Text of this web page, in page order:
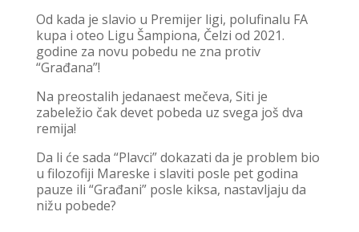
Od kada je slavio u Premijer ligi, polufinalu FA
kupa i oteo Ligu Šampiona, Čelzi od 2021.
godine za novu pobedu ne zna protiv
“Građana”!
Na preostalih jedanaest mečeva, Siti je
zabeležio čak devet pobeda uz svega još dva
remija!
Da li će sada “Plavci” dokazati da je problem bio
u filozofiji Mareske i slaviti posle pet godina
pauze ili “Građani” posle kiksa, nastavljaju da
nižu pobede?